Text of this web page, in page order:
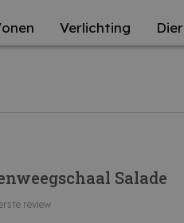
Verlichting
Salade
review